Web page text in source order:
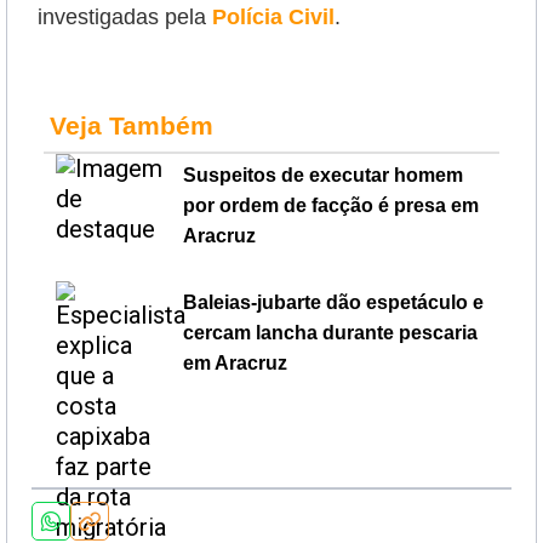
investigadas pela Polícia Civil .
Veja Também
Suspeitos de executar homem
por ordem de facção é presa em
Aracruz
Baleias-jubarte dão espetáculo e
cercam lancha durante pescaria
em Aracruz